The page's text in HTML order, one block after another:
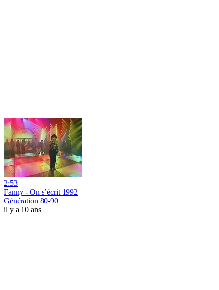
2:53
Fanny - On s’écrit 1992
Génération 80-90
il y a 10 ans